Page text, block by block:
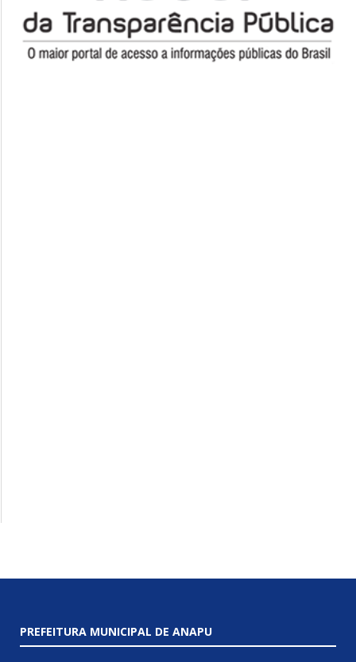
PREFEITURA MUNICIPAL DE ANAPU